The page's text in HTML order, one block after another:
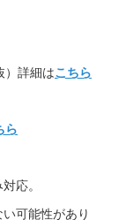
）詳細はこちら
ら
応。
可能性があり